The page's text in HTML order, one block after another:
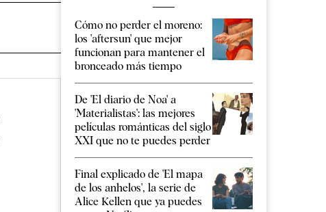
Cómo no perder el moreno:
los 'aftersun' que mejor
funcionan para mantener el
bronceado más tiempo
De 'El diario de Noa' a
'Materialistas': las mejores
películas románticas del siglo
XXI que no te puedes perder
Final explicado de 'El mapa
de los anhelos', la serie de
Alice Kellen que ya puedes